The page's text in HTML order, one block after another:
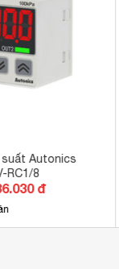
suất Autonics
RC1/8
đ